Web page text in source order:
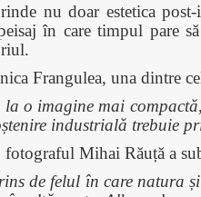
nu doar estetica
în care timpul pare
Frangulea, una dintre
la o imagine mai
industrială trebuie
fotograful Mihai Răuță a
de felul în care natura